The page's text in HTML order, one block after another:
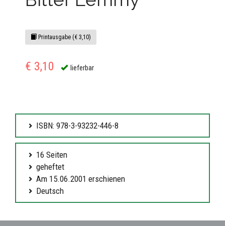
Printausgabe (€ 3,10)
€ 3,10 lieferbar
ISBN: 978-3-93232-446-8
16 Seiten
geheftet
Am 15.06.2001 erschienen
Deutsch